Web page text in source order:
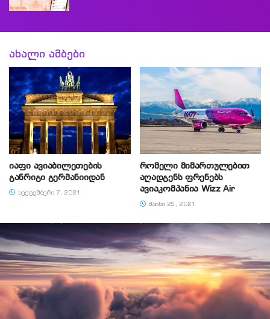
ახალი ამბები
იაფი ავიაბილეთების
განრიგი გერმანიიდან
ᲡᲔᲥᲢᲔᲛᲑᲔᲠᲘ 7, 2021
რომელი მიმართულებით
აღადგენს ფრენებს
ავიაკომპანია Wizz Air
ᲛᲐᲘᲡᲘ 29, 2021